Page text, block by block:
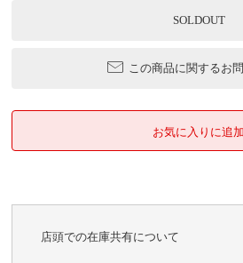
SOLDOUT
この商品に関するお
店頭での在庫共有について